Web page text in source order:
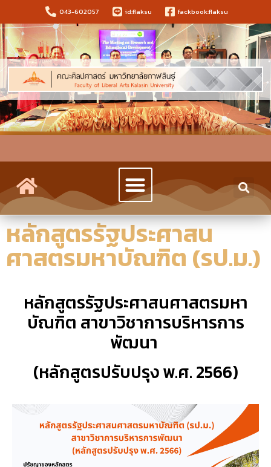
043-602057 id:flaksu fackbook:flaksu
หลักสูตรรัฐประศาสน
ศาสตรมหาบัณฑิต (รป.ม.)
หลักสูตรรัฐประศาสนศาสตรมหา
บัณฑิต สาขาวิชาการบริหารการ
พัฒนา
(หลักสูตรปรับปรุง พ.ศ. 2566)